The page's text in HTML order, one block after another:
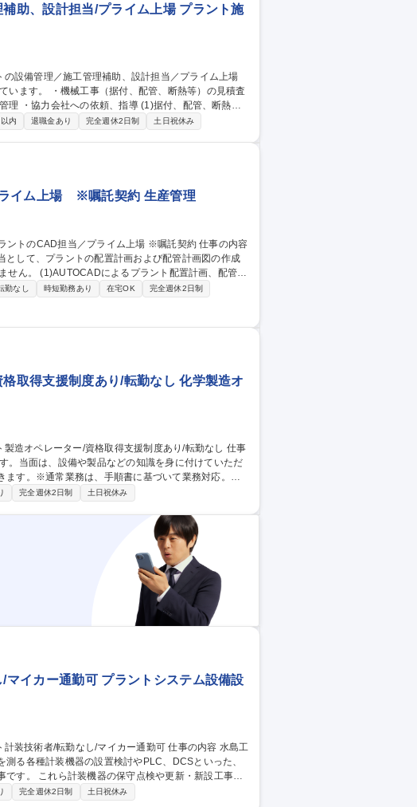
助、設計担当/プライム上場 プラント施
います。 ・機械工事（据付、配管、断熱等）の見積査
への依頼、指導 (1)据付、配管、断熱、
積精査 (2)据付、配管、断熱、塗装工事など機械工事
内 退職金あり 完全週休2日制 土日祝休み
ライム上場 ※嘱託契約 生産管理
して、プラントの配置計画および配管計画図の作成
計画、配管計
図面の修正 (4)保全台帳の入力（eServシステムの入
当／プライム上場 ※嘱託契約
勤なし 時短勤務あり 在宅OK
完全週休2日制
取得支援制度あり/転勤なし 化学製造オ
。当面は、設備や製品などの知識を身に付けていただ
す。※通常業務は、手順書に基づいて業務対応。
ンク管理、高圧ガス充填などを担当。 【交替勤務】 D
完全週休2日制 土日祝休み
マイカー通勤可 プラントシステム設備設
る各種計装機器の設置検討やPLC、DCSといった、
新設工事の
す。 また、工場の設備投資プロジェクトにおいて
完全週休2日制 土日祝休み